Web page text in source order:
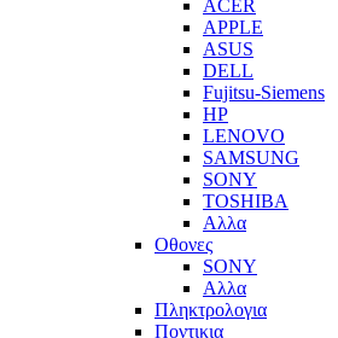
ACER
APPLE
ASUS
DELL
Fujitsu-Siemens
HP
LENOVO
SAMSUNG
SONY
TOSHIBA
Αλλα
Οθονες
SONY
Αλλα
Πληκτρολογια
Ποντικια